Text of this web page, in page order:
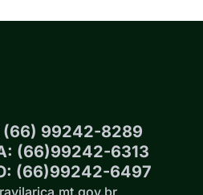
(66) 99242-8289
(66)99242-6313
(66)99242-6497